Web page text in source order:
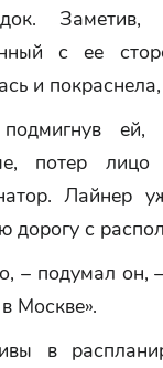
с ее
и
потер
Лайнер
дорогу с
– подумал он,
Москве».
в